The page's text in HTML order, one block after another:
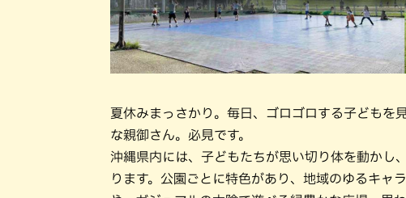
夏休みまっさかり。毎日、ゴロゴロする子どもを
な親御さん。必見です。
沖縄県内には、子どもたちが思い切り体を動かし
ります。公園ごとに特色があり、地域のゆるキャ